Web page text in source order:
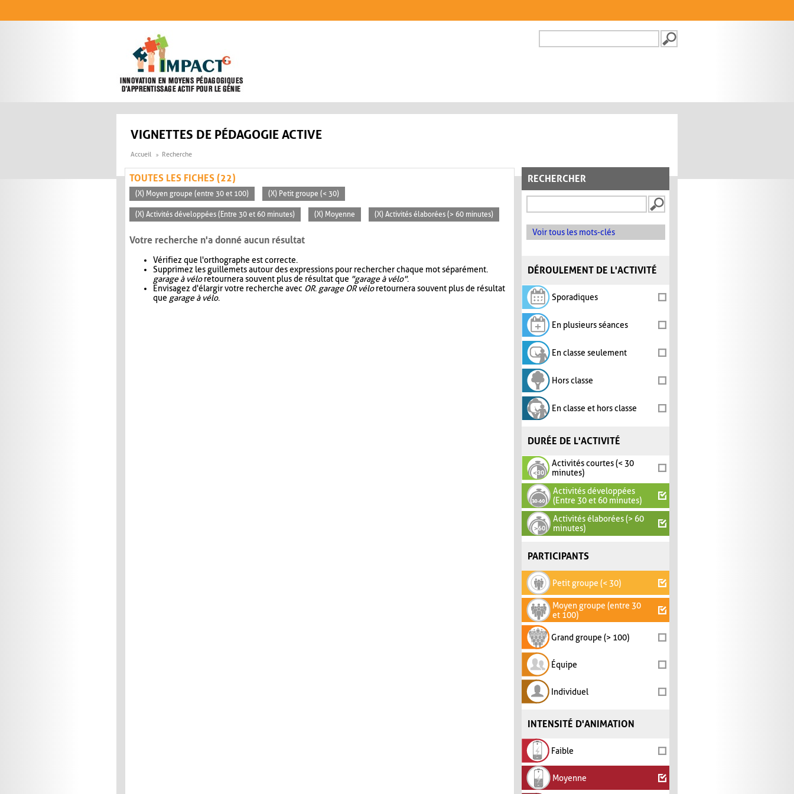
FORMULAIRE DE
VIGNETTES DE PÉDAGOGIE ACTIVE
Accueil Recherche
RECHERCHER
Voir tous les mots-clés
DÉROULEMENT DE L'ACTIVITÉ
Sporadiques
En plusieurs séances
En classe seulement
Hors classe
En classe et hors classe
DURÉE DE L'ACTIVITÉ
Activités courtes (< 30
minutes)
Activités développées
(Entre 30 et 60 minutes)
Activités élaborées (> 60
minutes)
PARTICIPANTS
Petit groupe (< 30)
Moyen groupe (entre 30
et 100)
Grand groupe (> 100)
Équipe
Individuel
INTENSITÉ D'ANIMATION
Faible
Moyenne
TOUTES LES FICHES (22)
(X) Moyen groupe (entre 30 et 100) (X) Petit groupe (< 30)
(X) Activités développées (Entre 30 et 60 minutes) (X) Moyenne (X) Activités élaborées (> 60 minutes)
Votre recherche n'a donné aucun résultat
Vérifiez que l'orthographe est correcte.
Supprimez les guillemets autour des expressions pour rechercher chaque mot séparément.
garage à véloretournera souvent plus de résultat que "garage à vélo".
Envisagez d'élargir votre recherche avec OR. garage OR véloretournera souvent plus de résultat
que garage à vélo.